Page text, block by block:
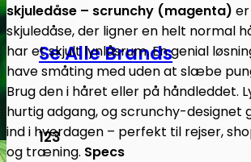
Se Alle Brands
123
skjuledåse – scrunchy (magenta)
skjuledåse, der ligner en helt normal
har et skjult lynlåsrum. En genial
have småting med uden at slæbe
Brug den i håret eller på håndleddet.
hurtig adgang, og scrunchy-designet
ind i hverdagen – perfekt til rejser,
og træning. Specs